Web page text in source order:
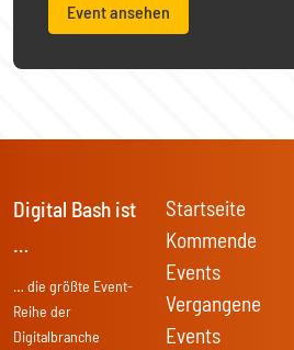
Event ansehen
Digital Bash ist
…
… die größte Event-
Reihe der
Digitalbranche
Startseite
Kommende
Events
Vergangene
Events